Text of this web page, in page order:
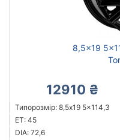
8,5x19
12910 ₴
Типорозмір: 8,5x19 5x114,3
ET: 45
DIA: 72,6